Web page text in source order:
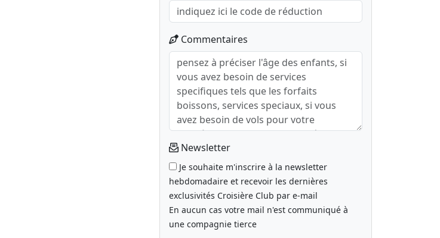
Commentaires
Newsletter
Je souhaite m'inscrire à la newsletter
hebdomadaire et recevoir les dernières
exclusivités Croisière Club par e-mail
En aucun cas votre mail n'est communiqué à
une compagnie tierce